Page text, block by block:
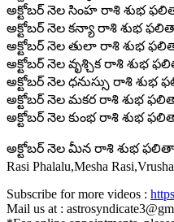
అక్టోబర్ నెల సింహ రాశి శుభ
అక్టోబర్ నెల కన్యా రాశి శుభ
అక్టోబర్ నెల తులా రాశి శుభ
అక్టోబర్ నెల వృశ్చిక రాశి శుభ
అక్టోబర్ నెల ధనుస్సు రాశి శుభ
అక్టోబర్ నెల మకర రాశి శుభ
అక్టోబర్ నెల కుంభ రాశి శుభ
అక్టోబర్ నెల మీన రాశి శుభ
Rasi Phalalu,Mesha
Subscribe for more videos :
Mail us at :